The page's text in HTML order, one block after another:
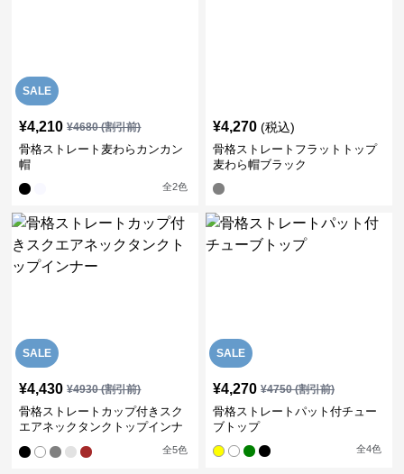
SALE
¥4,210 ¥4680(割引前)
骨格ストレート麦わらカンカン
帽
全2色
¥4,270 (税込)
骨格ストレートフラットトップ
麦わら帽ブラック
SALE
¥4,430 ¥4930(割引前)
骨格ストレートカップ付きスク
エアネックタンクトップインナ
全5色
SALE
¥4,270 ¥4750(割引前)
骨格ストレートパット付チュー
ブトップ
全4色